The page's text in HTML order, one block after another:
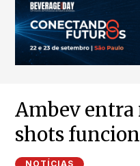
Ambev entra
shots
NOTÍCIAS